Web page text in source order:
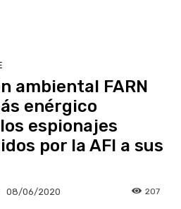
ambiental FARN
enérgico
espionajes
por la AFI a sus
08/06/2020 207